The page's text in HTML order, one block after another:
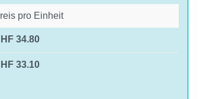
pro Einheit
34.80
33.10